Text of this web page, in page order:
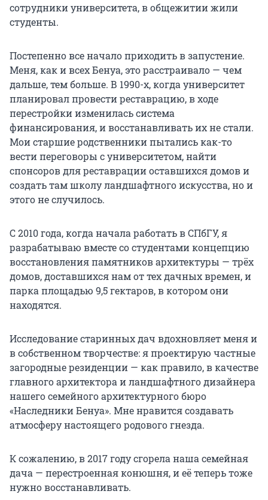
сотрудники университета, в общежитии жили
студенты.
Постепенно все начало приходить в запустение.
Меня, как и всех Бенуа, это расстраивало — чем
дальше, тем больше. В 1990-х, когда университет
планировал провести реставрацию, в ходе
перестройки изменилась система
финансирования, и восстанавливать их не стали.
Мои старшие родственники пытались как-то
вести переговоры с университетом, найти
спонсоров для реставрации оставшихся домов и
создать там школу ландшафтного искусства, но и
этого не случилось.
С 2010 года, когда начала работать в СПбГУ, я
разрабатываю вместе со студентами концепцию
восстановления памятников архитектуры — трёх
домов, доставшихся нам от тех дачных времен, и
парка площадью 9,5 гектаров, в котором они
находятся.
Исследование старинных дач вдохновляет меня и
в собственном творчестве: я проектирую частные
загородные резиденции — как правило, в качестве
главного архитектора и ландшафтного дизайнера
нашего семейного архитектурного бюро
«Наследники Бенуа». Мне нравится создавать
атмосферу настоящего родового гнезда.
К сожалению, в 2017 году сгорела наша семейная
дача — перестроенная конюшня, и её теперь тоже
нужно восстанавливать.